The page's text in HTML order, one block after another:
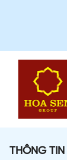
THÔNG